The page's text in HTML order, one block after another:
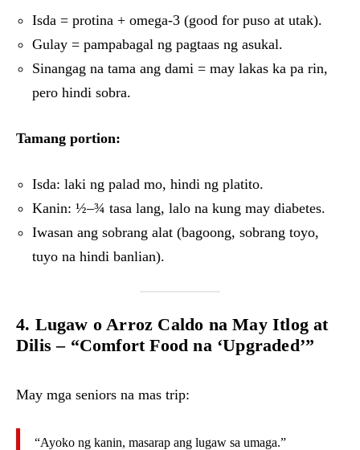
Isda = protina + omega-3 (good for puso at utak).
Gulay = pampabagal ng pagtaas ng asukal.
Sinangag na tama ang dami = may lakas ka pa rin,
pero hindi sobra.
Tamang portion:
Isda: laki ng palad mo, hindi ng platito.
Kanin: ½–¾ tasa lang, lalo na kung may diabetes.
Iwasan ang sobrang alat (bagoong, sobrang toyo,
tuyo na hindi banlian).
4. Lugaw o Arroz Caldo na May Itlog at
Dilis – “Comfort Food na ‘Upgraded’”
May mga seniors na mas trip:
“Ayoko ng kanin, masarap ang lugaw sa umaga.”